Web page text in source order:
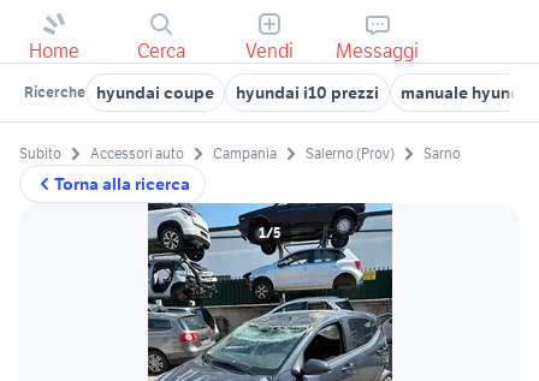
Home Cerca Vendi Messaggi
Ricerche hyundai coupe hyundai i10 prezzi manuale
Torna alla ricerca
Subito Accessori auto Campania Salerno (Prov) Sarno
1/5